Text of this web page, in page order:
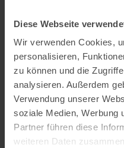
Diese Webseite
Wir verwenden Cookies,
personalisieren,
zu können und die
analysieren. Außerdem
Verwendung unserer
soziale Medien, Werbung
Partner führen diese
weiteren Daten
1.Du hast 500 Carrots
2.Teile uns an der
Kassiervorgangs mit,
möchtest.
3.Der Spendencoupon